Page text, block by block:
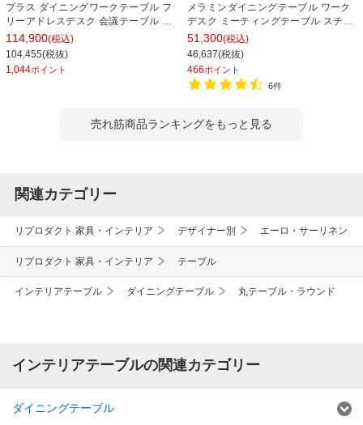
プラス ダイニングワークテーブル フ
リーアドレスデスク 会議テーブル ミ
ーティングテーブル 配線収納付き 幅
1800×奥行1000×高さ720mm
114,900(税込)
104,455(税抜)
1,044ポイント
メラミンダイニングテーブル ワーク
デスク ミーティングテーブル スチー
ル脚 幅1500×奥行800×高さ720mm
51,300(税込)
46,637(税抜)
466ポイント
6件
売れ筋商品ランキングをもっと見る
関連カテゴリー
リプロダクト 家具・インテリア デザイナー別 エーロ・サーリネン
リプロダクト 家具・インテリア テーブル
インテリアテーブル ダイニングテーブル 丸テーブル・ラウンド
インテリアテーブルの関連カテゴリー
ダイニングテーブル